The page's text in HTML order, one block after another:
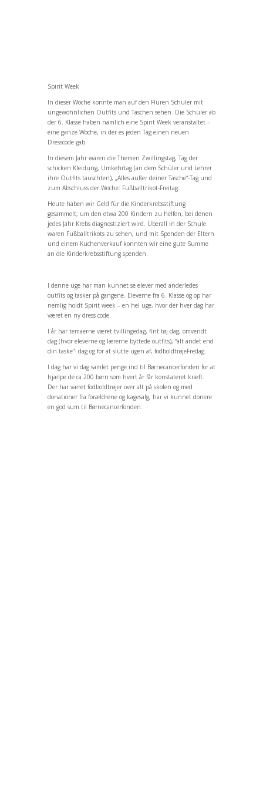
Spirit Week
In dieser Woche konnte man auf den Fluren Schüler mit
ungewöhnlichen Outfits und Taschen sehen. Die Schüler ab
der 6. Klasse haben nämlich eine Spirit Week veranstaltet –
eine ganze Woche, in der es jeden Tag einen neuen
Dresscode gab.
In diesem Jahr waren die Themen Zwillingstag, Tag der
schicken Kleidung, Umkehrtag (an dem Schüler und Lehrer
ihre Outfits tauschten), „Alles außer deiner Tasche“-Tag und
zum Abschluss der Woche: Fußballtrikot-Freitag.
Heute haben wir Geld für die Kinderkrebsstiftung
gesammelt, um den etwa 200 Kindern zu helfen, bei denen
jedes Jahr Krebs diagnostiziert wird. Überall in der Schule
waren Fußballtrikots zu sehen, und mit Spenden der Eltern
und einem Kuchenverkauf konnten wir eine gute Summe
an die Kinderkrebsstiftung spenden.
I denne uge har man kunnet se elever med anderledes
outfits og tasker på gangene. Eleverne fra 6. Klasse og op har
nemlig holdt Spirit week – en hel uge, hvor der hver dag har
været en ny dress code.
I år har temaerne været tvillingedag, fint tøj-dag, omvendt
dag (hvor eleverne og lærerne byttede outfits), “alt andet end
din taske”- dag og for at slutte ugen af, fodboldtrøjeFredag.
I dag har vi dag samlet penge ind til Børnecancerfonden for at
hjælpe de ca 200 børn som hvert år får konstateret kræft.
Der har været fodboldtrøjer over alt på skolen og med
donationer fra forældrene og kagesalg, har vi kunnet donere
en god sum til Børnecancerfonden.